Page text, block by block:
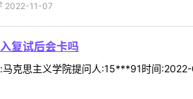
2022-11-07
复试后会卡吗
克思主义学院提问人:15***91时间